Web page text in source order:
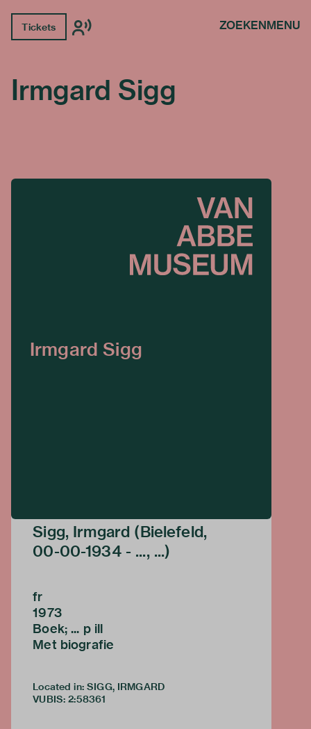
Tickets ZOEKENMENU
Irmgard Sigg
Irmgard Sigg
Sigg, Irmgard (Bielefeld,
00-00-1934 - ..., ...)
fr
1973
Boek; ... p ill
Met biografie
Located in: SIGG, IRMGARD
VUBIS: 2:58361